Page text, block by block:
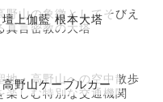
壇上伽藍 根本大塔
野山の象徴としてそびえ
真言密教の大塔
高野山ケーブルカー
地・高野山への空中散歩
楽しむ特別な交通機関